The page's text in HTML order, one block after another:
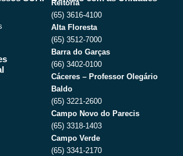
Reitoria
(65) 3616-4100
Alta Floresta
(65) 3512-7000
Barra do Garças
(66) 3402-0100
Cáceres – Professor Olegário
Baldo
(65) 3221-2600
Campo Novo do Parecis
(65) 3318-1403
Campo Verde
(65) 3341-2170